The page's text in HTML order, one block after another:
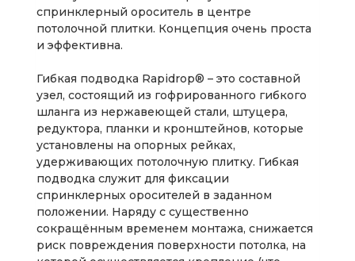
спринклерный ороситель в центре
потолочной плитки. Концепция очень проста
и эффективна.
Гибкая подводка Rapidrop® – это составной
узел, состоящий из гофрированного гибкого
шланга из нержавеющей стали, штуцера,
редуктора, планки и кронштейнов, которые
установлены на опорных рейках,
удерживающих потолочную плитку. Гибкая
подводка служит для фиксации
спринклерных оросителей в заданном
положении. Наряду с существенно
сокращённым временем монтажа, снижается
риск повреждения поверхности потолка, на